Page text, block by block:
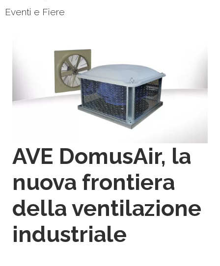
Eventi e Fiere
AVE DomusAir, la
nuova frontiera
della ventilazione
industriale